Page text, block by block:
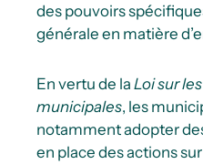
des pouvoirs
générale en matière
En vertu de la Loi sur
municipales, les
notamment adopter
en place des actions